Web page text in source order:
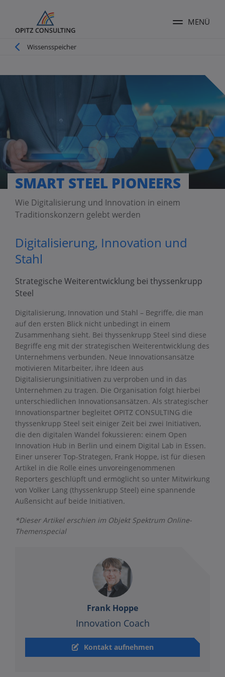
Menü
MENÜ
Pfadnavigation
Wissensspeicher
SMART STEEL PIONEERS
Wie Digitalisierung und Innovation in einem
Traditionskonzern gelebt werden
Digitalisierung, Innovation und
Stahl
Strategische Weiterentwicklung bei thyssenkrupp
Steel
Digitalisierung, Innovation und Stahl – Begriffe, die man
auf den ersten Blick nicht unbedingt in einem
Zusammenhang sieht. Bei thyssenkrupp Steel sind diese
Begriffe eng mit der strategischen Weiterentwicklung des
Unternehmens verbunden. Neue Innovationsansätze
motivieren Mitarbeiter, ihre Ideen aus
Digitalisierungsinitiativen zu verproben und in das
Unternehmen zu tragen. Die Organisation folgt hierbei
unterschiedlichen Innovationsansätzen. Als strategischer
Innovationspartner begleitet OPITZ CONSULTING die
thyssenkrupp Steel seit einiger Zeit bei zwei Initiativen,
die den digitalen Wandel fokussieren: einem Open
Innovation Hub in Berlin und einem Digital Lab in Essen.
Einer unserer Top-Strategen, Frank Hoppe, ist für diesen
Artikel in die Rolle eines unvoreingenommenen
Reporters geschlüpft und ermöglicht so unter Mitwirkung
von Volker Lang (thyssenkrupp Steel) eine spannende
Außensicht auf beide Initiativen.
*Dieser Artikel erschien im Objekt Spektrum Online-
Themenspecial
Frank Hoppe
Innovation Coach
Kontakt aufnehmen